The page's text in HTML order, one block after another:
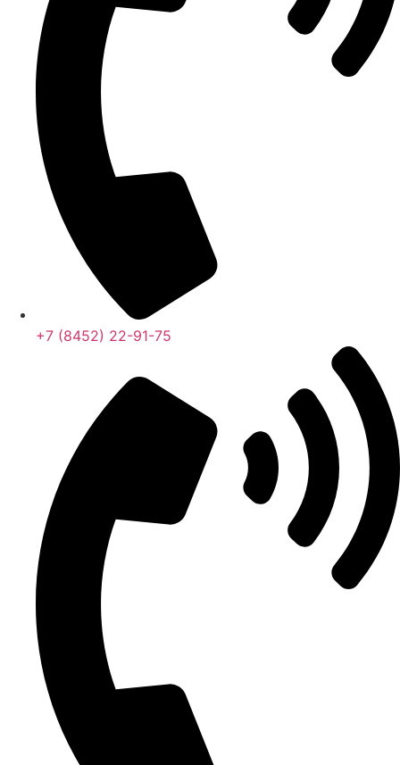
+7 (8452) 22-91-75